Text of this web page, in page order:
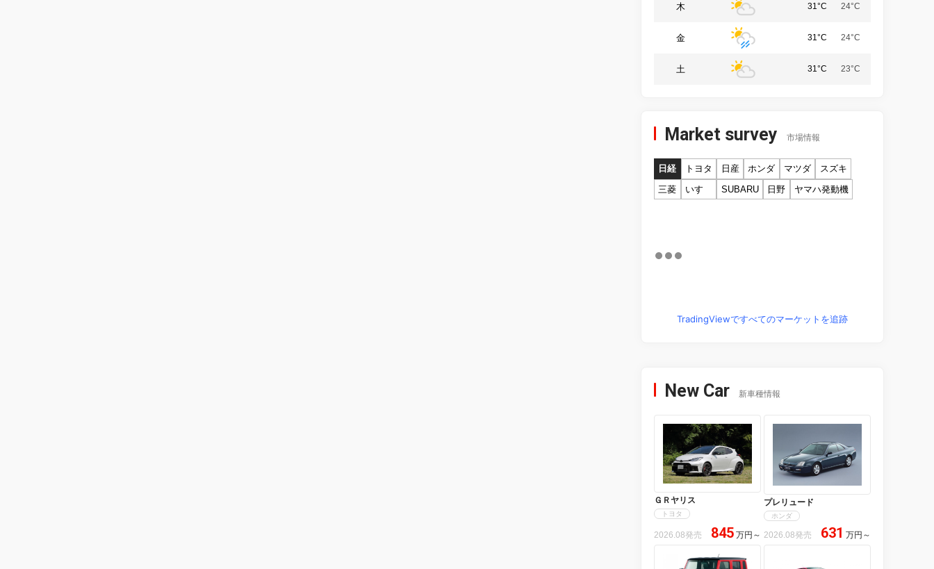
木 31°C 24°C
金 31°C 24°C
土 31°C 23°C
Market survey 市場情報
日経 トヨタ 日産 ホンダ マツダ
スズキ
三菱
いすゞ SUBARU 日野 ヤマハ発動機
TradingViewですべてのマーケットを追跡
New Car 新車種情報
ＧＲヤリス
トヨタ
2026.08発売 845 万円 ～
プレリュード
ホンダ
2026.08発売 631 万円 ～